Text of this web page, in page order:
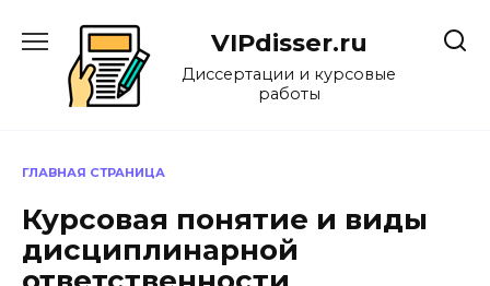
содержанию
VIPdisser.ru
Диссертации и курсовые
работы
ГЛАВНАЯ СТРАНИЦА
Курсовая понятие и виды
дисциплинарной